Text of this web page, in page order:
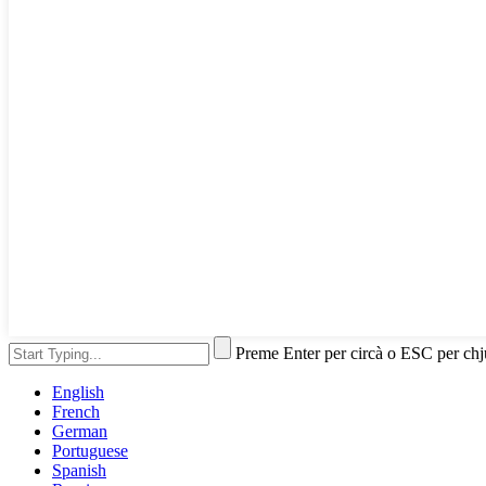
Preme Enter per circà o ESC per
English
French
German
Portuguese
Spanish